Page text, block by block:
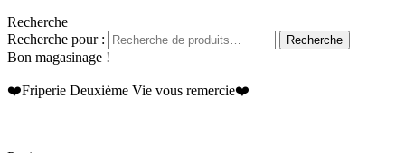
Recherche
Recherche pour :
Recherche
Bon magasinage !
❤️Friperie Deuxième Vie vous remercie❤️